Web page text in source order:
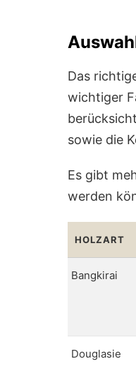
Das
wichtiger
sowie die
Es gibt
werden
HOLZART
Bangkirai
Douglasie